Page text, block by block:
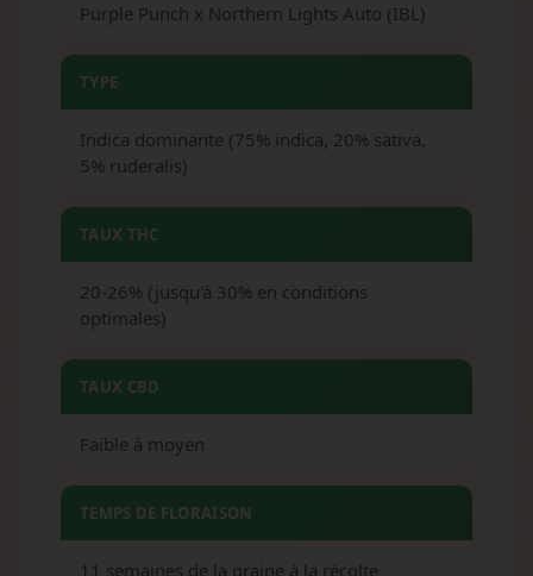
Purple Punch x Northern Lights Auto (IBL)
TYPE
Indica dominante (75% indica, 20% sativa,
5% ruderalis)
TAUX THC
20-26% (jusqu'à 30% en conditions
optimales)
TAUX CBD
Faible à moyen
TEMPS DE FLORAISON
11 semaines de la graine à la récolte